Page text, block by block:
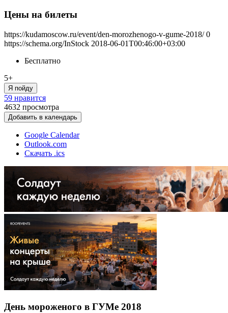
Цены на билеты
https://kudamoscow.ru/event/den-morozhenogo-v-gume-2018/ 0
https://schema.org/InStock 2018-06-01T00:46:00+03:00
Бесплатно
5+
Я пойду
59 нравится
4632 просмотра
Добавить в календарь
Google Calendar
Outlook.com
Скачать .ics
День мороженого в ГУМе 2018